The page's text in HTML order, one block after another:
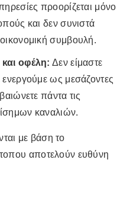
προορίζεται μόνο
και δεν συνιστά
συμβουλή.
οφέλη: Δεν είμαστε
ως μεσάζοντες
πάντα τις
καναλιών.
με βάση το
αποτελούν ευθύνη